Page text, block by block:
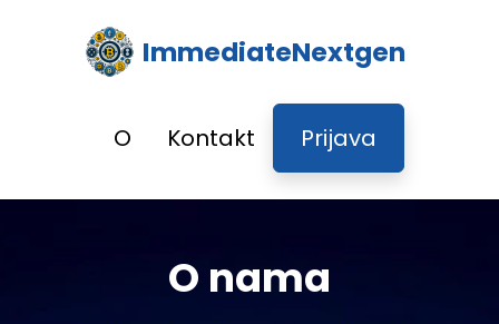
ImmediateNextgen
O Kontakt Prijava
O nama